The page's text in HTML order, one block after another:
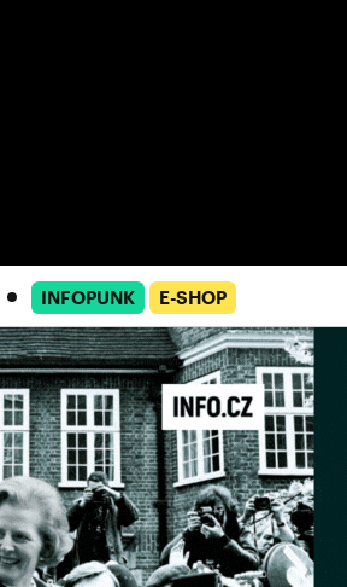
INFOPUNK E-SHOP